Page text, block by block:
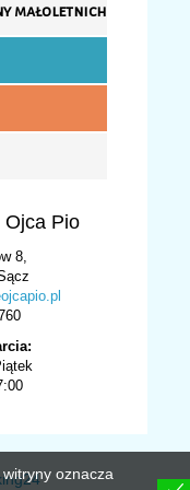
małoletnich
Ojca Pio
8,
oznacza